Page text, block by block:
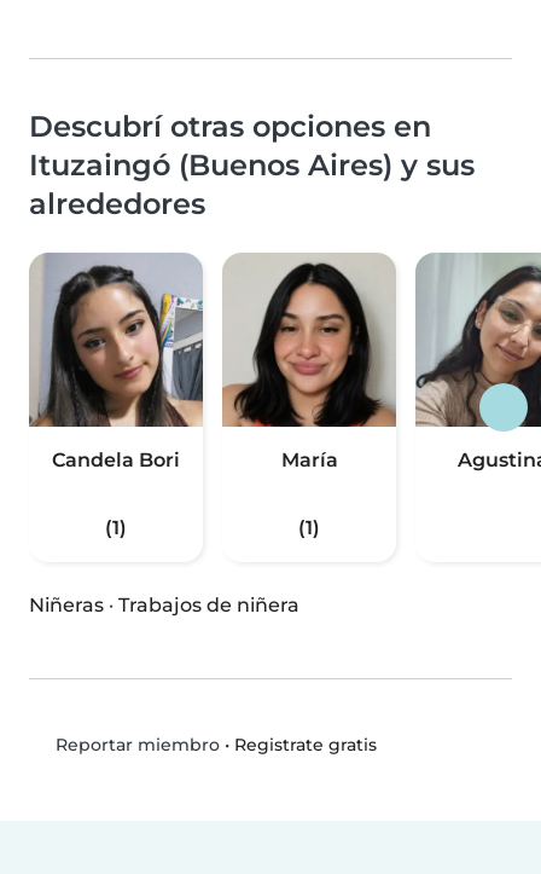
Descubrí otras opciones en
Ituzaingó (Buenos Aires) y sus
alrededores
Candela Bori
(1)
María
(1)
Niñeras · Trabajos de niñera
Reportar miembro• Registrate gratis